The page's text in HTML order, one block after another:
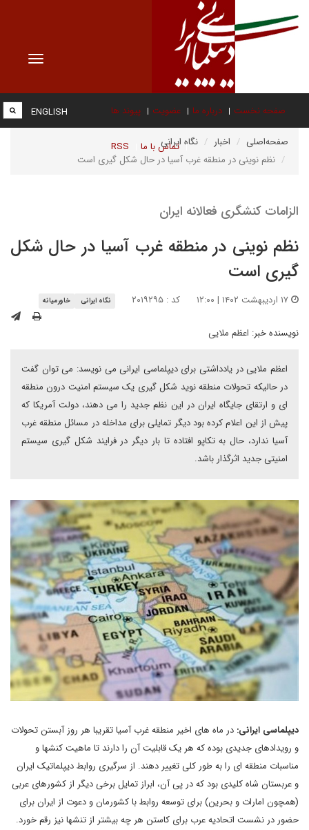
Toggle
صفحه نخست درباره ما عضویت پیوند ها
تماس با ما RSS
ENGLISH
صفحه‌اصلی اخبار
نگاه ایرانی
نظم نوینی در منطقه غرب آسیا در حال شکل گیری است
الزامات کنشگری فعالانه ایران
نظم نوینی در منطقه غرب آسیا در حال شکل
گیری است
کد : ۲۰۱۹۲۹۵ نگاه ایرانی خاورمیانه
نویسنده خبر: اعظم ملایی
اعظم ملایی در یادداشتی برای دیپلماسی ایرانی می نویسد: می توان گفت
در حالیکه تحولات منطقه نوید شکل گیری یک سیستم امنیت درون منطقه
ای و ارتقای جایگاه ایران در این نظم جدید را می دهند، دولت آمریکا که
پیش از این اعلام کرده بود دیگر تمایلی برای مداخله در مسائل منطقه غرب
آسیا ندارد، حال به تکاپو افتاده تا بار دیگر در فرایند شکل گیری سیستم
امنیتی جدید اثرگذار باشد.
دیپلماسی ایرانی: در ماه های اخیر منطقه غرب آسیا تقریبا هر روز آبستن تحولات
و رویدادهای جدیدی بوده که هر یک قابلیت آن را دارند تا ماهیت کنشها و
مناسبات منطقه ای را به طور کلی تغییر دهند. از سرگیری روابط دیپلماتیک ایران
و عربستان شاه کلیدی بود که در پی آن، ابراز تمایل برخی دیگر از کشورهای عربی
(همچون امارات و بحرین) برای توسعه روابط با کشورمان و دعوت از ایران برای
حضور در نشست اتحادیه عرب برای کاستن هر چه بیشتر از تنشها نیز رقم خورد.